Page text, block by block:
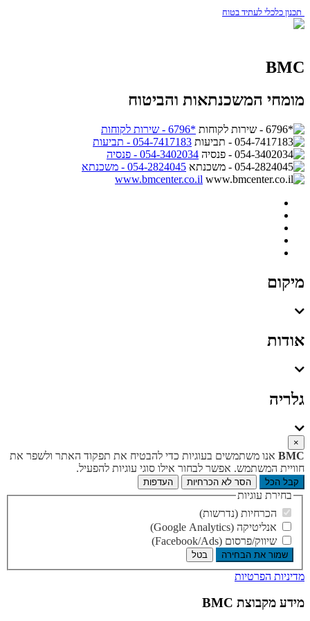
תכנון כלכלי לעתיד בטוח
BMC
מומחי המשכנתאות והביטוח
*6796 - שירות לקוחות
054-7417183 - תביעות
054-3402034 - פנסיה
054-2824045 - משכנתא
www.bmcenter.co.il
מיקום
אודות
גלריה
×
BMC אנו משתמשים בעוגיות כדי להבטיח את תפקוד האתר ולשפר את
חוויית המשתמש. אפשר לבחור אילו סוגי עוגיות להפעיל.
קבל הכל הסר לא הכרחיות העדפות
בחירת עוגיות
הכרחיות (נדרשות)
אנליטיקה (Google Analytics)
שיווק/פרסום (Facebook/Ads)
שמור את הבחירה בטל
מדיניות הפרטיות
מידע מקבוצת BMC